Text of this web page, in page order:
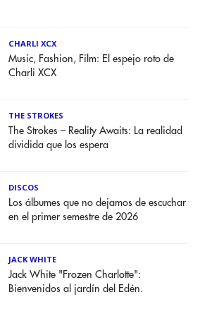
CHARLI XCX
Music, Fashion, Film: El espejo roto de
Charli XCX
THE STROKES
The Strokes – Reality Awaits: La realidad
dividida que los espera
DISCOS
Los álbumes que no dejamos de escuchar
en el primer semestre de 2026
JACK WHITE
Jack White "Frozen Charlotte":
Bienvenidos al jardín del Edén.